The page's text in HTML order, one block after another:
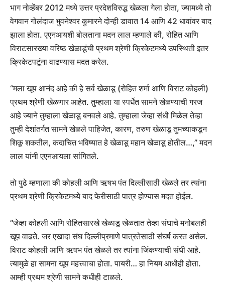
भाग नोव्हेंबर 2012 मध्ये उत्तर प्रदेशविरुद्ध खेळला गेला होता, ज्यामध्ये तो
वेगवान गोलंदाज भुवनेश्वर कुमारने दोन्ही डावात 14 आणि 42 धावांवर बाद
झाला होता. एएनआयशी बोलताना मदन लाल म्हणाले की, रोहित आणि
विराटसारख्या वरिष्ठ खेळाडूंची प्रथम श्रेणी क्रिकेटमध्ये उपस्थिती इतर
क्रिकेटपटूंना वाढण्यास मदत करेल.
“मला खूप आनंद आहे की हे सर्व खेळाडू (रोहित शर्मा आणि विराट कोहली)
प्रथम श्रेणी खेळणार आहेत. तुम्हाला या स्पर्धेत सामने खेळण्याची गरज
आहे ज्याने तुम्हाला खेळाडू बनवले आहे. तुम्हाला जेव्हा संधी मिळेल तेव्हा
तुम्ही देशांतर्गत सामने खेळले पाहिजेत, कारण, तरुण खेळाडू तुमच्याकडून
शिकू शकतील, कदाचित भविष्यात हे खेळाडू महान खेळाडू होतील…,” मदन
लाल यांनी एएनआयला सांगितले.
तो पुढे म्हणाला की कोहली आणि ऋषभ पंत दिल्लीसाठी खेळले तर त्यांना
प्रथम श्रेणी क्रिकेटमध्ये बाद फेरीसाठी पात्र होण्यास मदत होईल.
“जेव्हा कोहली आणि रोहितसारखे खेळाडू खेळतात तेव्हा संघाचे मनोबलही
खूप वाढते. जर एखादा संघ दिल्लीप्रमाणे पात्रतेसाठी संघर्ष करत असेल.
विराट कोहली आणि ऋषभ पंत खेळले तर त्यांना जिंकण्याची संधी आहे.
त्यामुळे हा सामना खूप महत्त्वाचा होता. पायरी… हा नियम आधीही होता.
आम्ही प्रथम श्रेणी सामने कधीही टाळले.